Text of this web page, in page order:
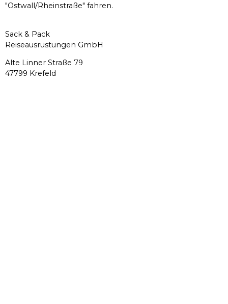
"Ostwall/Rheinstraße" fahren.
Sack & Pack
Reiseausrüstungen GmbH
Alte Linner Straße 79
47799 Krefeld